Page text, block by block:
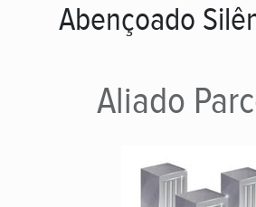
Abençoado
Aliado